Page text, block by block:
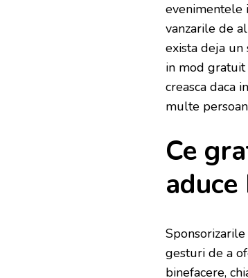
evenimentele
vanzarile de
exista deja un
in mod gratuit
creasca daca
multe
Ce
gesturi de a
binefacere,